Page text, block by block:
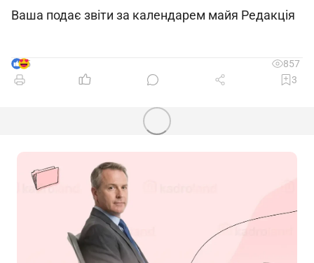
Ваша подає звіти за календарем майя Редакція
5
857
3